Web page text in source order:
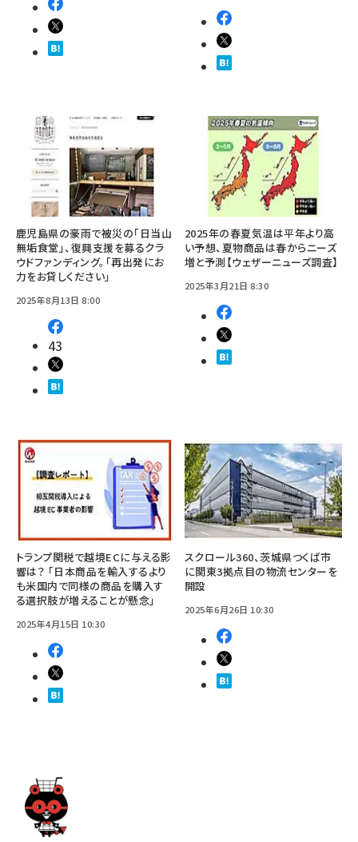
鹿児島県の豪雨で被災の「日当山
無垢食堂」、復興支援を募るクラ
ウドファンディング。「再出発にお
力をお貸しください」
2025年8月13日 8:00
43
2025年の春夏気温は平年より高
い予想、夏物商品は春からニーズ
増と予測【ウェザーニューズ調査】
2025年3月21日 8:30
トランプ関税で越境ECに与える影
響は？ 「日本商品を輸入するより
も米国内で同様の商品を購入す
る選択肢が増えることが懸念」
2025年4月15日 10:30
スクロール360、茨城県つくば市
に関東3拠点目の物流センターを
開設
2025年6月26日 10:30